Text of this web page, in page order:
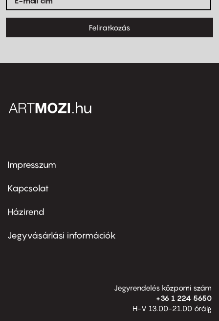
Feliratkozás
Footer
first
Impresszum
Kapcsolat
Footer
second
Házirend
Jegyvásárlási információk
Jegyrendelés központi szám
+36 1 224 5650
H-V 13.00-21.00 óráig